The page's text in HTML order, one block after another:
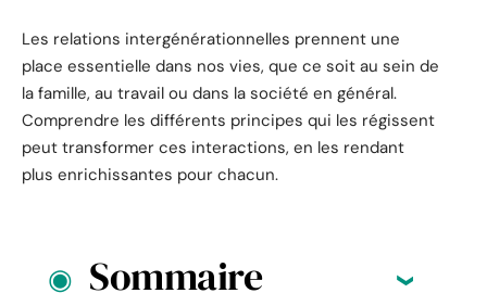
Les relations intergénérationnelles prennent une
place essentielle dans nos vies, que ce soit au sein de
la famille, au travail ou dans la société en général.
Comprendre les différents principes qui les régissent
peut transformer ces interactions, en les rendant
plus enrichissantes pour chacun.
Sommaire